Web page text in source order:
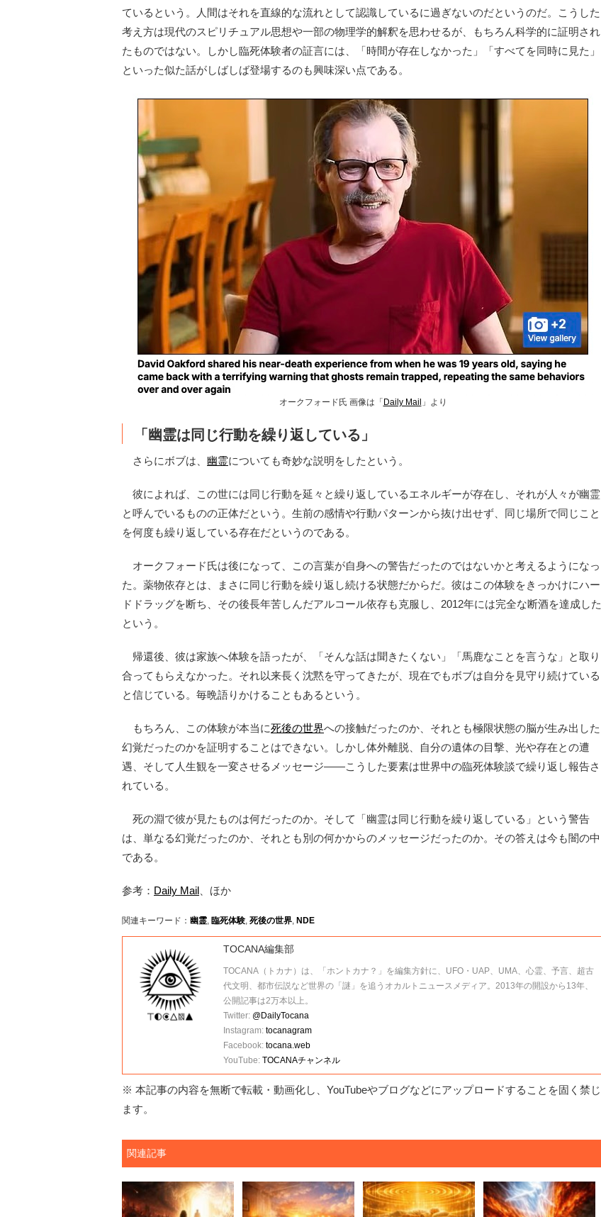
ているという。人間はそれを直線的な流れとして認識しているに過ぎないのだというのだ。こうした
考え方は現代のスピリチュアル思想や一部の物理学的解釈を思わせるが、もちろん科学的に証明され
たものではない。しかし臨死体験者の証言には、「時間が存在しなかった」「すべてを同時に見た」
といった似た話がしばしば登場するのも興味深い点である。
オークフォード氏 画像は「Daily Mail 」より
「幽霊は同じ行動を繰り返している」
さらにボブは、 幽霊についても奇妙な説明をしたという。
彼によれば、この世には同じ行動を延々と繰り返しているエネルギーが存在し、それが人々が幽霊
と呼んでいるものの正体だという。生前の感情や行動パターンから抜け出せず、同じ場所で同じこと
を何度も繰り返している存在だというのである。
オークフォード氏は後になって、この言葉が自身への警告だったのではないかと考えるようになっ
た。薬物依存とは、まさに同じ行動を繰り返し続ける状態だからだ。彼はこの体験をきっかけにハー
ドドラッグを断ち、その後長年苦しんだアルコール依存も克服し、2012年には完全な断酒を達成した
という。
帰還後、彼は家族へ体験を語ったが、「そんな話は聞きたくない」「馬鹿なことを言うな」と取り
合ってもらえなかった。それ以来長く沈黙を守ってきたが、現在でもボブは自分を見守り続けている
と信じている。毎晩語りかけることもあるという。
もちろん、この体験が本当に死後の世界への接触だったのか、それとも極限状態の脳が生み出した
幻覚だったのかを証明することはできない。しかし体外離脱、自分の遺体の目撃、光や存在との遭
遇、そして人生観を一変させるメッセージ――こうした要素は世界中の臨死体験談で繰り返し報告さ
れている。
死の淵で彼が見たものは何だったのか。そして「幽霊は同じ行動を繰り返している」という警告
は、単なる幻覚だったのか、それとも別の何かからのメッセージだったのか。その答えは今も闇の中
である。
参考： Daily Mail 、ほか
関連キーワード： 幽霊 臨死体験 死後の世界 NDE
TOCANA編集部
TOCANA（トカナ）は、「ホントカナ？」を編集方針に、UFO・UAP、UMA、心霊、予言、超古
代文明、都市伝説など世界の「謎」を追うオカルトニュースメディア。2013年の開設から13年、
公開記事は2万本以上。
Twitter: @DailyTocana
Instagram:tocanagram
Facebook:tocana.web
YouTube:TOCANAチャンネル
※ 本記事の内容を無断で転載・動画化し、YouTubeやブログなどにアップロードすることを固く禁じ
ます。
関連記事